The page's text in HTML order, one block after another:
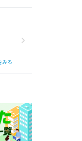
みる